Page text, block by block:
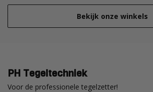
Bekijk onze winkels
PH Tegeltechniek
Voor de professionele tegelzetter!